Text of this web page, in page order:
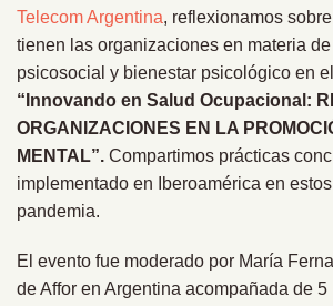
Telecom Argentina, reflexionamos
tienen las organizaciones en materia
psicosocial y bienestar psicológico en
“Innovando en Salud Ocupacional:
ORGANIZACIONES EN LA
MENTAL”. Compartimos prácticas
implementado en Iberoamérica en
pandemia.
El evento fue moderado por María
de Affor en Argentina acompañada de